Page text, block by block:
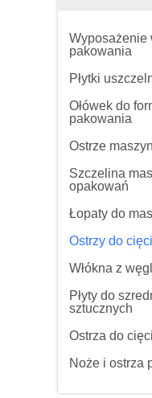
Wyposażenie
pakowania
Płytki
Ołówek do
pakowania
Ostrze
Szczelina
opakowań
Łopaty do
Ostrzy do
Włókna z
Płyty do
sztucznych
Ostrza do
Noże i ostrza